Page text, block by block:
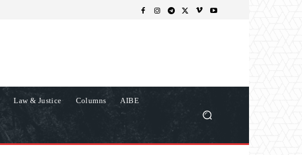
Law & Justice Columns AIBE